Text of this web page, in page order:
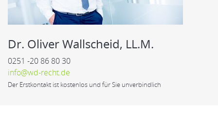
Dr. Oliver Wallscheid, LL.M.
0251 -20 86 80 30
info@wd-recht.de
Der Erstkontakt ist kostenlos und für Sie unverbindlich